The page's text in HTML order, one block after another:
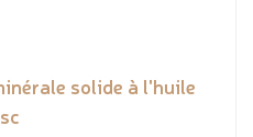
solide à l'huile